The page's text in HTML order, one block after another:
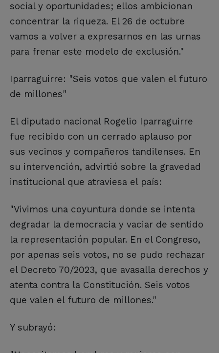
social y oportunidades; ellos ambicionan
concentrar la riqueza. El 26 de octubre
vamos a volver a expresarnos en las urnas
para frenar este modelo de exclusión."
Iparraguirre: "Seis votos que valen el futuro
de millones"
El diputado nacional Rogelio Iparraguirre
fue recibido con un cerrado aplauso por
sus vecinos y compañeros tandilenses. En
su intervención, advirtió sobre la gravedad
institucional que atraviesa el país:
"Vivimos una coyuntura donde se intenta
degradar la democracia y vaciar de sentido
la representación popular. En el Congreso,
por apenas seis votos, no se pudo rechazar
el Decreto 70/2023, que avasalla derechos y
atenta contra la Constitución. Seis votos
que valen el futuro de millones."
Y subrayó: